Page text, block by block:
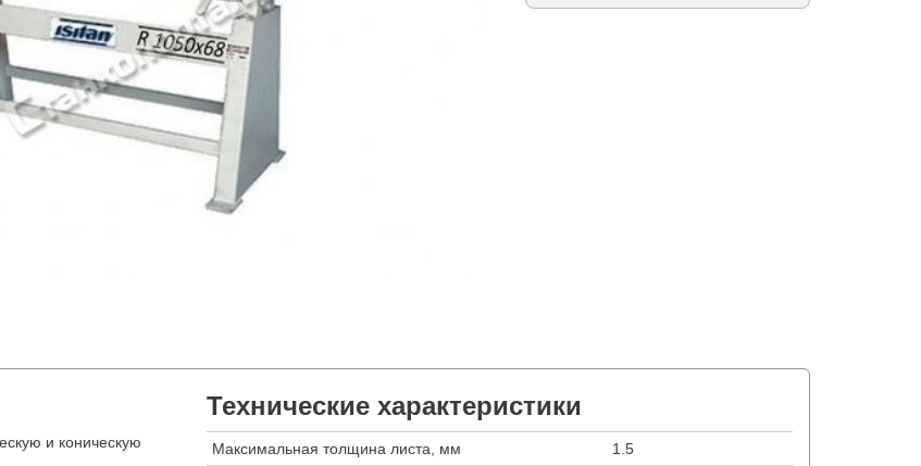
и коническую
Технические характеристики
Максимальная толщина листа, мм 1.5